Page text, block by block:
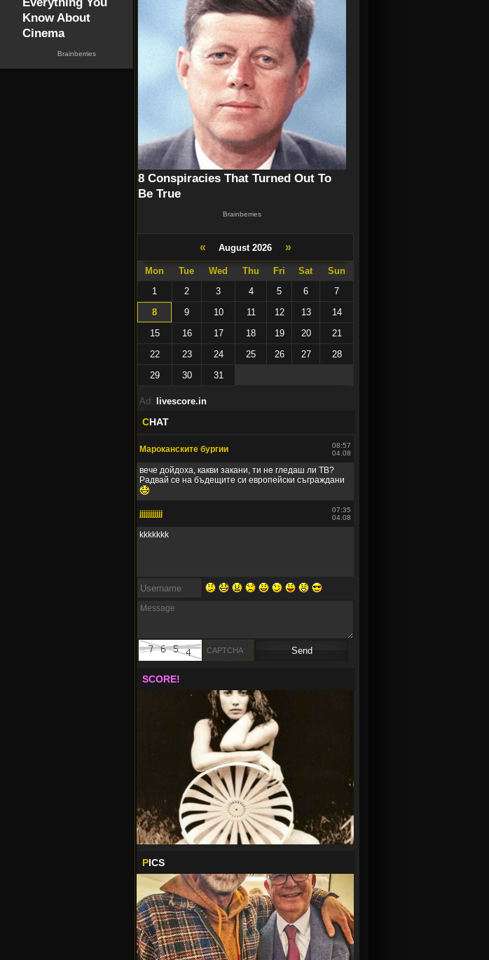
« August 2026 »
Mon Tue Wed Thu Fri Sat
Sun
1
2 3 4 5 6
7
8
9 10 11 12 13
14
15
16 17 18 19 20
21
22
23 24 25 26 27
28
29
30 31
Ad: livescore.in
CHAT
Мароканските бургии
08:57
04.08
вече дойдоха, какви закани, ти не гледаш ли ТВ?
Радвай се на бъдещите си европейски съграждани
jjjjjjjjjjj
07:35
04.08
kkkkkkk
........
Мароканските бургии
00:12
04.08
вече дойдоха, какви закани, ти не гледаш ли ТВ?
Радвай се на бъдещите си европейски съграждани
SCORE!
PICS